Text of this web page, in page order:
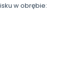
w obrębie: